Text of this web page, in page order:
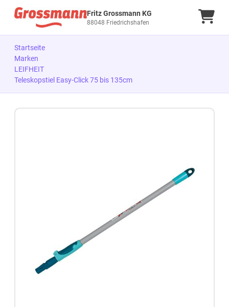
Fritz Grossmann KG
88048 Friedrichshafen
Startseite
Marken
LEIFHEIT
Teleskopstiel Easy-Click 75 bis 135cm